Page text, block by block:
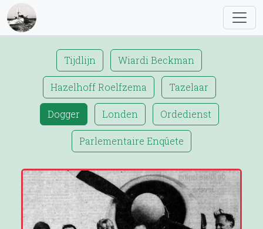
Tijdlijn Wiardi Beckman
Hazelhoff Roelfzema Tazelaar
Dogger Londen Ordedienst
Parlementaire Enqûete